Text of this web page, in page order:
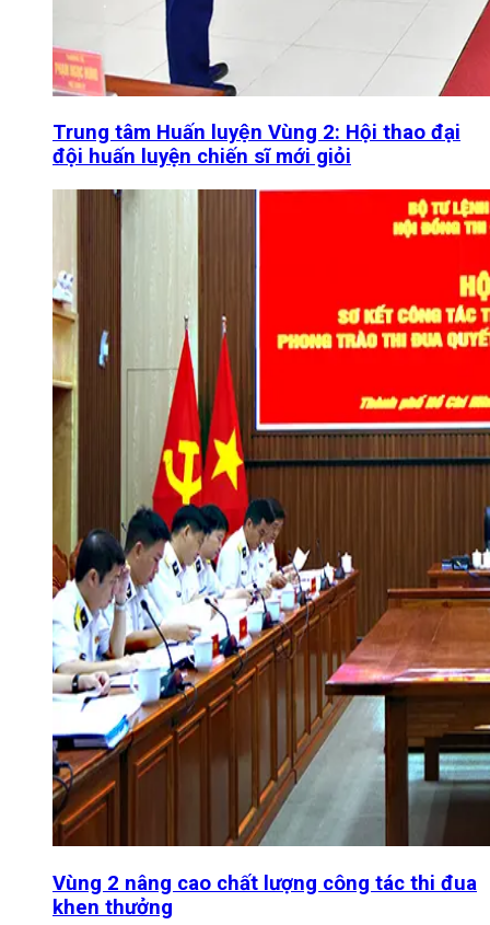
Trung tâm Huấn luyện Vùng 2: Hội thao đại
đội huấn luyện chiến sĩ mới giỏi
Vùng 2 nâng cao chất lượng công tác thi đua
khen thưởng